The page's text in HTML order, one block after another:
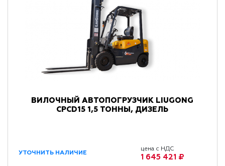
ВИЛОЧНЫЙ АВТОПОГРУЗЧИК LIUGONG
CPCD15 1,5 ТОННЫ, ДИЗЕЛЬ
УТОЧНИТЬ НАЛИЧИЕ
цена с НДС
1 645 421 ₽